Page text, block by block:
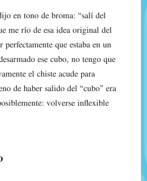
en tono de broma: “salí del
me río de esa idea original del
perfectamente que estaba en un
ese cubo, no tengo que
el chiste acude para
de haber salido del “cubo” era
volverse inflexible